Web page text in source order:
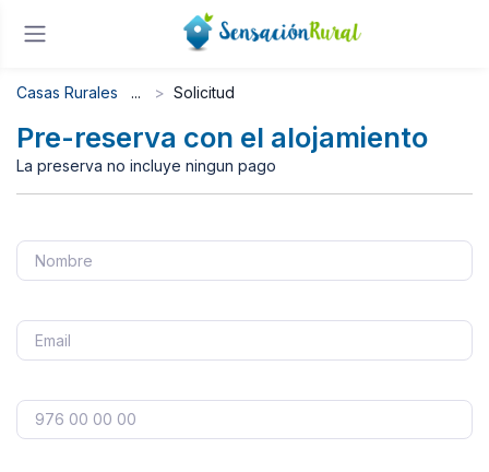
Casas Rurales Solicitud
Pre-reserva con el alojamiento
La preserva no incluye ningun pago